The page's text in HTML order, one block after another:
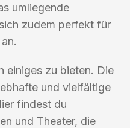
umliegende
zudem perfekt für
einiges zu bieten. Die
und vielfältige
findest du
und Theater, die